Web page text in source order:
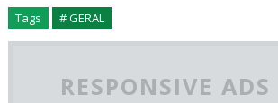
Tags # GERAL
RESPONSIVE ADS